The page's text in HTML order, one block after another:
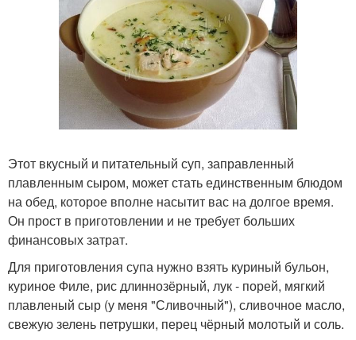
Этот вкусный и питательный суп, заправленный
плавленным сыром, может стать единственным блюдом
на обед, которое вполне насытит вас на долгое время.
Он прост в приготовлении и не требует больших
финансовых затрат.
Для приготовления супа нужно взять куриный бульон,
куриное Филе, рис длиннозёрный, лук - порей, мягкий
плавленый сыр (у меня "Сливочный"), сливочное масло,
свежую зелень петрушки, перец чёрный молотый и соль.